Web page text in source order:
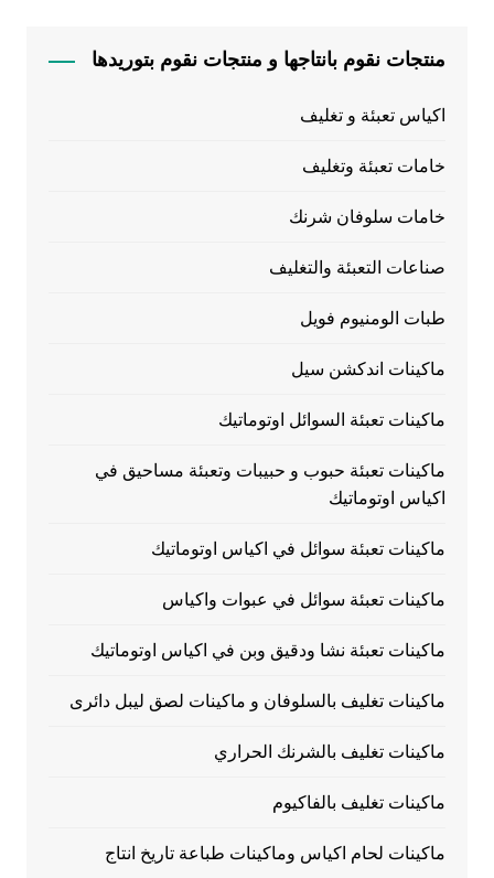
منتجات نقوم بانتاجها و منتجات نقوم بتوريدها
اكياس تعبئة و تغليف
خامات تعبئة وتغليف
خامات سلوفان شرنك
صناعات التعبئة والتغليف
طبات الومنيوم فويل
ماكينات اندكشن سيل
ماكينات تعبئة السوائل اوتوماتيك
ماكينات تعبئة حبوب و حبيبات وتعبئة مساحيق في
اكياس اوتوماتيك
ماكينات تعبئة سوائل في اكياس اوتوماتيك
ماكينات تعبئة سوائل في عبوات واكياس
ماكينات تعبئة نشا ودقيق وبن في اكياس اوتوماتيك
ماكينات تغليف بالسلوفان و ماكينات لصق ليبل دائرى
ماكينات تغليف بالشرنك الحراري
ماكينات تغليف بالفاكيوم
ماكينات لحام اكياس وماكينات طباعة تاريخ انتاج